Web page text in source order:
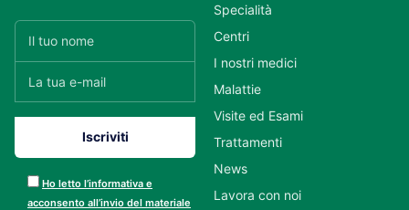
Ho letto l’informativa e
acconsento all’invio del materiale
Specialità
Centri
I nostri medici
Malattie
Visite ed Esami
Trattamenti
News
Lavora con noi